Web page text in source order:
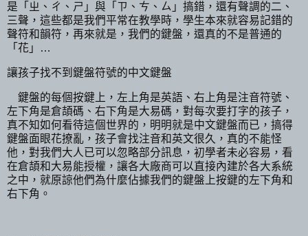
是「ㄓ、ㄔ、ㄕ」與「ㄗ、ㄘ、ㄙ」搞錯，還有聲調的二、
三聲，這些都是我們平常在教學時，學生本來就容易記錯的
聲符和韻符，再來就是，我們的鍵盤，還真的不是普通的
「花」…
讓孩子找不到鍵盤符號的中文鍵盤
鍵盤的每個按鍵上，左上角是英語、右上角是注音符號、
左下角是倉頡碼、右下角是大易碼，對每次要打字的孩子，
真不知如何看待這個世界的，明明就是中文鍵盤而已，搞得
鍵盤面眼花撩亂，孩子會找注音和英文很久，真的不能怪
他，對我們大人已可以忽略部分訊息，初學者未必容易，看
在倉頡和大易能授權，讓各大廠商可以直接內建於各大系統
之中，就原諒他們為什麼佔據我們的鍵盤上按鍵的左下角和
右下角。